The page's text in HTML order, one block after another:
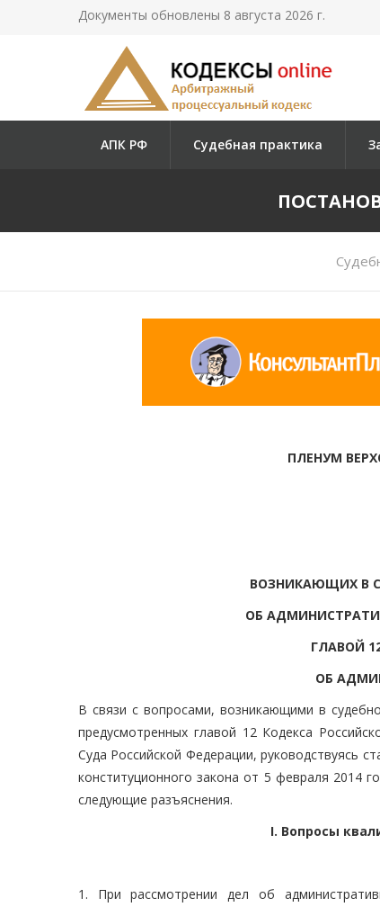
Документы обновлены 8 августа 2026 г.
АПК РФ Судебная практика
ПЛЕНУМ
ВОЗНИКАЮЩИХ В
ОБ
ГЛАВОЙ
ОБ
В связи с вопросами, возникающими в
предусмотренных главой 12 Кодекса
Суда Российской Федерации, руководствуясь
конституционного закона от 5 февраля 2014
следующие разъяснения.
I. Вопросы
1. При рассмотрении дел об